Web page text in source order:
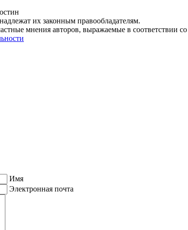
их законным правообладателям.
мнения авторов, выражаемые в соответствии
Имя
Электронная почта